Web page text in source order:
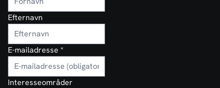
Efternavn
E-mailadresse *
Interesseområder